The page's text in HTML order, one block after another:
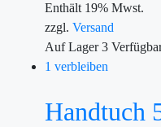
Enthält 19% Mwst.
zzgl. Versand
Auf Lager3
1 verbleiben
Handtuch